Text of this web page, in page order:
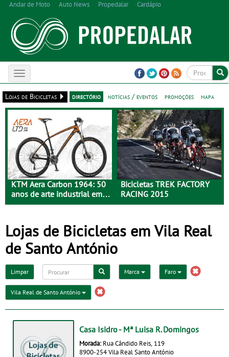
Andar de Moto Auto News Propedalar Cardápio
Toggle
navigation
Lojas de Bicicletas
directório notícias / eventos promoções mapa
KTM Aera Carbon 1964: 50
anos de arte industrial em
carbono
Bicicletas TREK FACTORY
RACING 2015
Lojas de Bicicletas em Vila Real
de Santo António
Limpar Marca Faro
Vila Real de Santo António
Casa Isidro - Mª Luisa R. Domingos
Morada: Rua Cândido Reis, 119
8900-254 Vila Real Santo António